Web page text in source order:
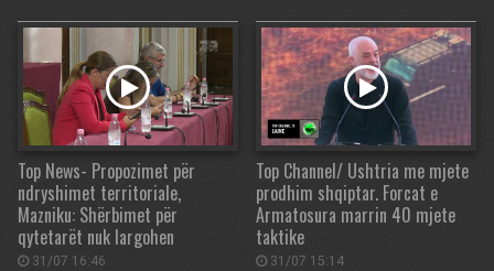
Top News- Propozimet për
ndryshimet territoriale,
Mazniku: Shërbimet për
qytetarët nuk largohen
31/07 16:46
Top Channel/ Ushtria me mjete
prodhim shqiptar. Forcat e
Armatosura marrin 40 mjete
taktike
31/07 15:14